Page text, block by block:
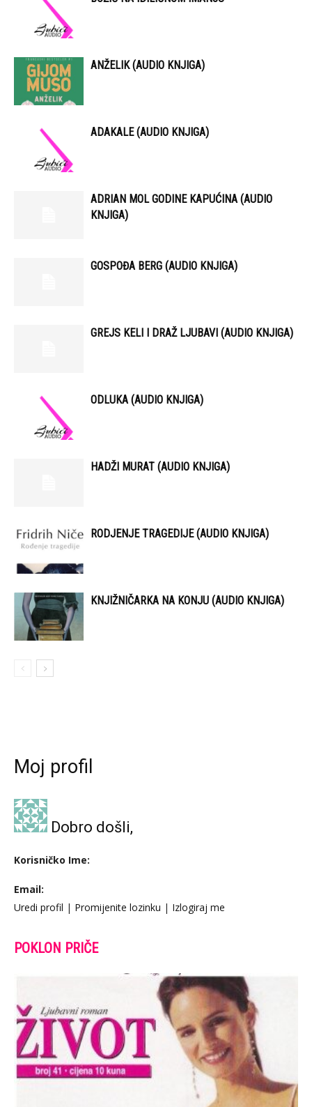
ANŽELIK (AUDIO KNJIGA)
ADAKALE (AUDIO KNJIGA)
ADRIAN MOL GODINE KAPUĆINA (AUDIO
KNJIGA)
GOSPOĐA BERG (AUDIO KNJIGA)
GREJS KELI I DRAŽ LJUBAVI (AUDIO KNJIGA)
ODLUKA (AUDIO KNJIGA)
HADŽI MURAT (AUDIO KNJIGA)
RODJENJE TRAGEDIJE (AUDIO KNJIGA)
KNJIŽNIČARKA NA KONJU (AUDIO KNJIGA)
Moj profil
Dobro došli,
Korisničko Ime:
Email:
Uredi profil | Promijenite lozinku | Izlogiraj me
POKLON PRIČE